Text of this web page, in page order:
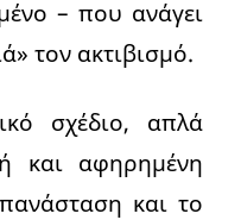
– που ανάγει
τον ακτιβισμό.
σχέδιο, απλά
και αφηρημένη
και το